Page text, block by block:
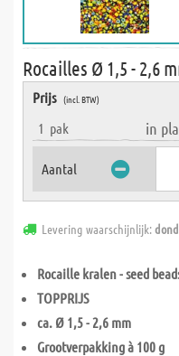
Rocailles Ø 1,5 - 2,6
Prijs (incl. BTW)
1 pak in
Aantal
Levering waarschijnlijk:
Rocaille kralen - seed
TOPPRIJS
ca. Ø 1,5 - 2,6 mm
Grootverpakking à 100 g